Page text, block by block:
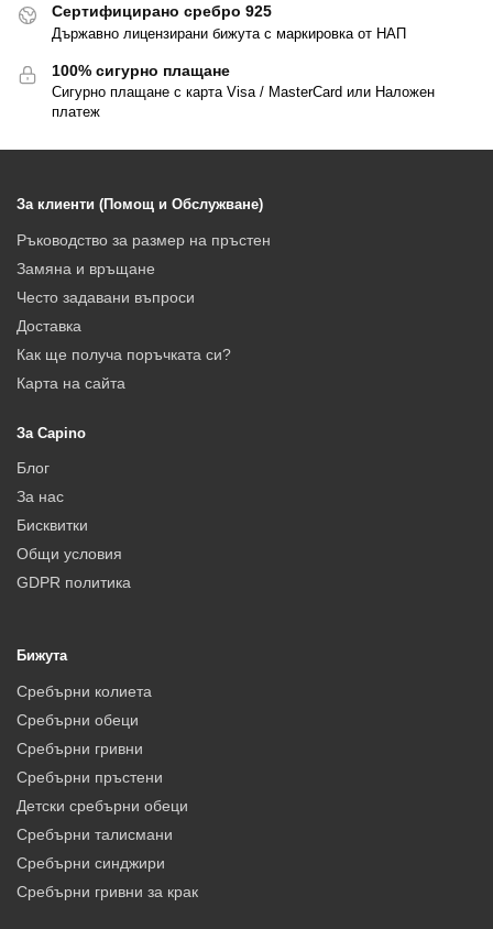
Сертифицирано сребро 925
Държавно лицензирани бижута с маркировка от НАП
100% сигурно плащане
Сигурно плащане с карта Visa / MasterCard или Наложен
платеж
За клиенти (Помощ и Обслужване)
Ръководство за размер на пръстен
Замяна и връщане
Често задавани въпроси
Доставка
Как ще получа поръчката си?
Карта на сайта
За Capino
Блог
За нас
Бисквитки
Общи условия
GDPR политика
Бижута
Сребърни колиета
Сребърни обеци
Сребърни гривни
Сребърни пръстени
Детски сребърни обеци
Сребърни талисмани
Сребърни синджири
Сребърни гривни за крак